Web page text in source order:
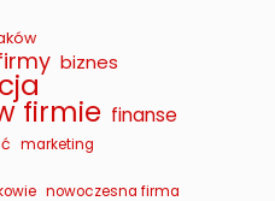
biznes
firmie finanse
marketing
nowoczesna firma